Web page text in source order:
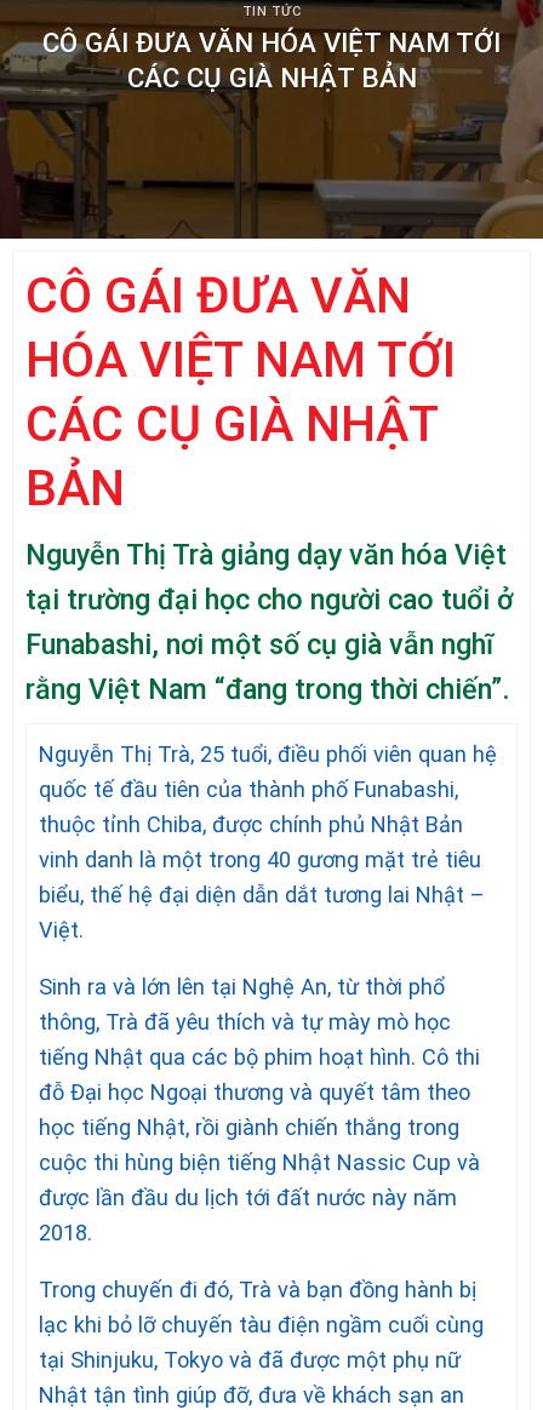
TIN TỨC
CÔ GÁI ĐƯA VĂN HÓA VIỆT NAM TỚI
CÁC CỤ GIÀ NHẬT BẢN
CÔ GÁI ĐƯA VĂN
HÓA VIỆT NAM TỚI
CÁC CỤ GIÀ NHẬT
BẢN
Nguyễn Thị Trà giảng dạy văn hóa Việt
tại trường đại học cho người cao tuổi ở
Funabashi, nơi một số cụ già vẫn nghĩ
rằng Việt Nam “đang trong thời chiến”.
Nguyễn Thị Trà, 25 tuổi, điều phối viên quan hệ
quốc tế đầu tiên của thành phố Funabashi,
thuộc tỉnh Chiba, được chính phủ Nhật Bản
vinh danh là một trong 40 gương mặt trẻ tiêu
biểu, thế hệ đại diện dẫn dắt tương lai Nhật –
Việt.
Sinh ra và lớn lên tại Nghệ An, từ thời phổ
thông, Trà đã yêu thích và tự mày mò học
tiếng Nhật qua các bộ phim hoạt hình. Cô thi
đỗ Đại học Ngoại thương và quyết tâm theo
học tiếng Nhật, rồi giành chiến thắng trong
cuộc thi hùng biện tiếng Nhật Nassic Cup và
được lần đầu du lịch tới đất nước này năm
2018.
Trong chuyến đi đó, Trà và bạn đồng hành bị
lạc khi bỏ lỡ chuyến tàu điện ngầm cuối cùng
tại Shinjuku, Tokyo và đã được một phụ nữ
Nhật tận tình giúp đỡ, đưa về khách sạn an